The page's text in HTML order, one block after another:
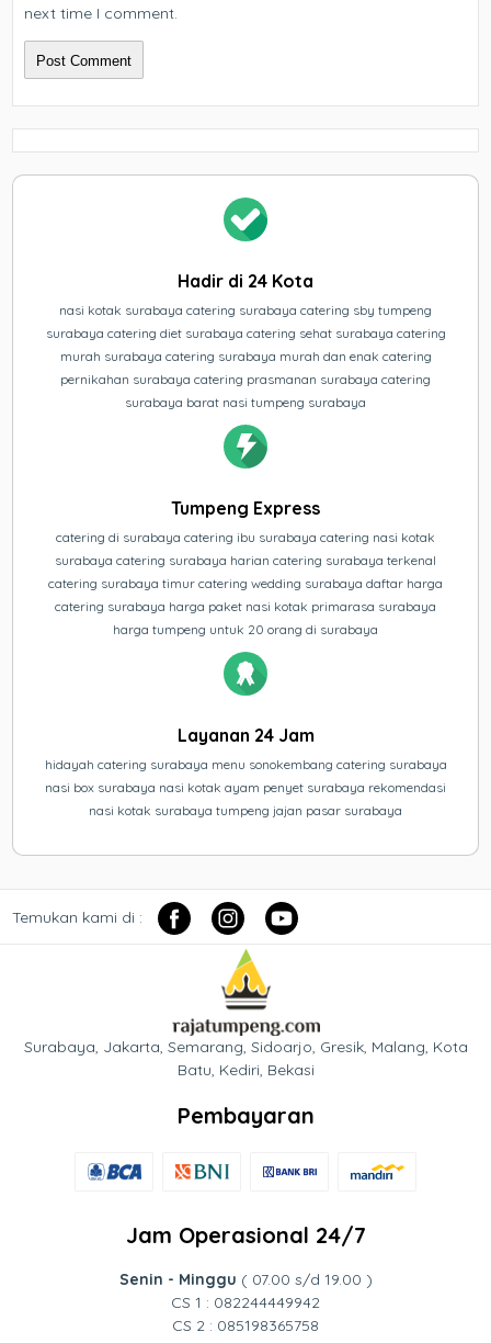
next time I comment.
Hadir di 24 Kota
nasi kotak surabaya catering surabaya catering sby tumpeng
surabaya catering diet surabaya catering sehat surabaya catering
murah surabaya catering surabaya murah dan enak catering
pernikahan surabaya catering prasmanan surabaya catering
surabaya barat nasi tumpeng surabaya
Tumpeng Express
catering di surabaya catering ibu surabaya catering nasi kotak
surabaya catering surabaya harian catering surabaya terkenal
catering surabaya timur catering wedding surabaya daftar harga
catering surabaya harga paket nasi kotak primarasa surabaya
harga tumpeng untuk 20 orang di surabaya
Layanan 24 Jam
hidayah catering surabaya menu sonokembang catering surabaya
nasi box surabaya nasi kotak ayam penyet surabaya rekomendasi
nasi kotak surabaya tumpeng jajan pasar surabaya
Temukan kami di :
Surabaya, Jakarta, Semarang, Sidoarjo, Gresik, Malang, Kota
Batu, Kediri, Bekasi
Pembayaran
Jam Operasional 24/7
Senin - Minggu ( 07.00 s/d 19.00 )
CS 1 : 082244449942
CS 2 : 085198365758